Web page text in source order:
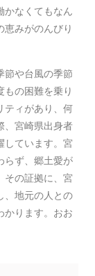
かなくてもなん
恵みがのんびり
節や台風の季節
もの困難を乗り
ティがあり、何
、宮崎県出身者
しています。宮
らず、郷土愛が
その証拠に、宮
、地元の人との
かります。おお